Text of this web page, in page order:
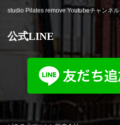
studio Pilates remove Youtubeチャンネル
公式LINE